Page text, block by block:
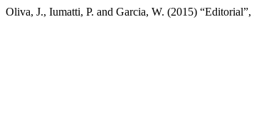
Oliva, J., Iumatti, P. and Garcia, W. (2015) “Editorial”,